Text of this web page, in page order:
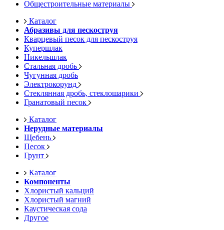
Общестроительные материалы
Каталог
Абразивы для пескоструя
Кварцевый песок для пескоструя
Купершлак
Никельшлак
Стальная дробь
Чугунная дробь
Электрокорунд
Стеклянная дробь, стеклошарики
Гранатовый песок
Каталог
Нерудные материалы
Щебень
Песок
Грунт
Каталог
Компоненты
Хлористый кальций
Хлористый магний
Каустическая сода
Другое